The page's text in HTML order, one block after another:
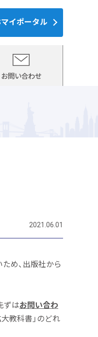
イポータル
お問い合わせ
2021.06.01
め、出版社から
ずはお問い合わ
大教科書」のどれ